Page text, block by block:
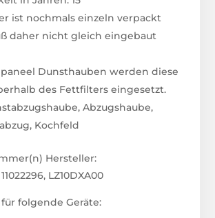
ist nochmals einzeln verpackt
daher nicht gleich eingebaut
Dunsthauben werden diese
des Fettfilters eingesetzt.
Abzugshaube,
Kochfeld
Hersteller:
LZ10DXA00
folgende Geräte: